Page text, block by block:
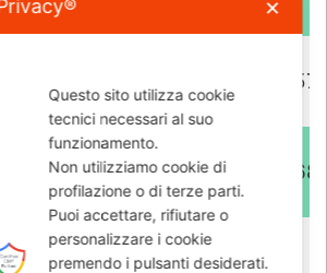
✕
Questo sito utilizza cookie
tecnici necessari al suo
funzionamento.
Non utilizziamo cookie di
profilazione o di terze parti.
Puoi accettare, rifiutare o
personalizzare i cookie
premendo i pulsanti desiderati.